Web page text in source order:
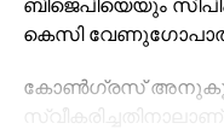
ബിജെപിയെയും
കെസി
കോണ്‍ഗ്രസ് അനുകൂല